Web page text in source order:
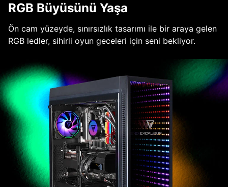
RGB Büyüsünü Yaşa
Ön cam yüzeyde, sınırsızlık tasarımı ile bir araya gelen
RGB ledler, sihirli oyun geceleri için seni bekliyor.